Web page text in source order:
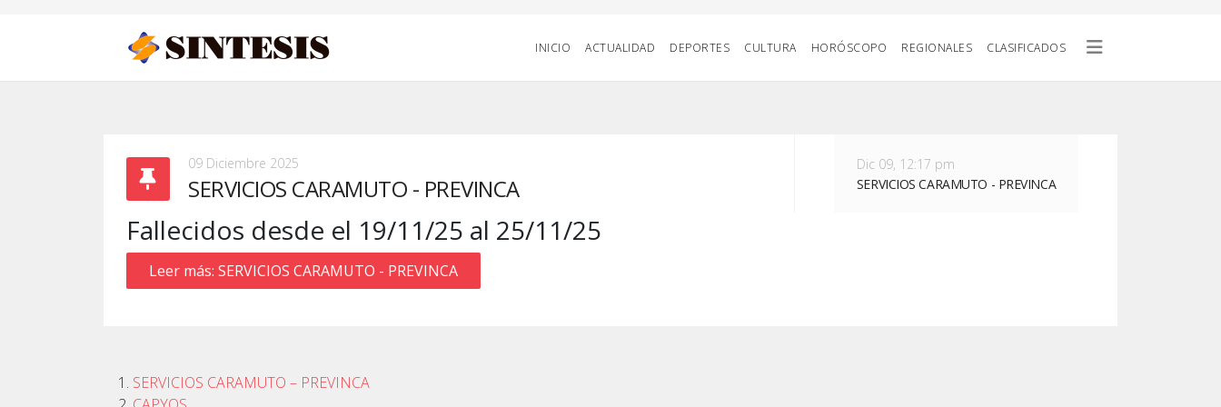
INICIO ACTUALIDAD DEPORTES CULTURA HORÓSCOPO REGIONALES CLASIFICADOS
09 Diciembre 2025
SERVICIOS CARAMUTO - PREVINCA
Fallecidos desde el 19/11/25 al 25/11/25
Leer más: SERVICIOS CARAMUTO - PREVINCA
Dic 09, 12:17 pm
SERVICIOS CARAMUTO - PREVINCA
SERVICIOS CARAMUTO – PREVINCA